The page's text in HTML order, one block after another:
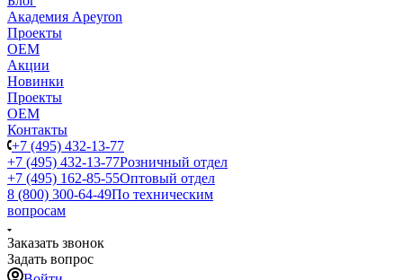
Академия Apeyron
Проекты
ОЕМ
Акции
Новинки
Проекты
ОЕМ
Контакты
+7 (495) 432-13-77
+7 (495) 432-13-77Розничный отдел
+7 (495) 162-85-55Оптовый отдел
8 (800) 300-64-49По техническим
вопросам
Заказать звонок
Задать вопрос